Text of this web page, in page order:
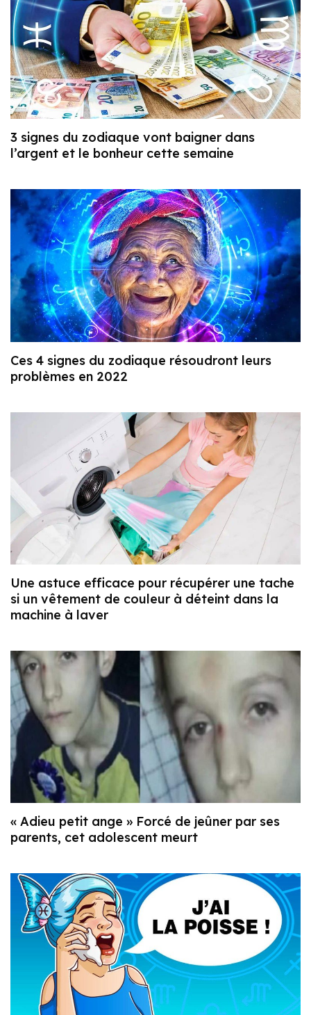
3 signes du zodiaque vont baigner dans
l’argent et le bonheur cette semaine
Ces 4 signes du zodiaque résoudront leurs
problèmes en 2022
Une astuce efficace pour récupérer une tache
si un vêtement de couleur à déteint dans la
machine à laver
« Adieu petit ange » Forcé de jeûner par ses
parents, cet adolescent meurt